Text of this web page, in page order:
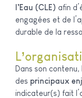
l’Eau (CLE) afin
engagées et de
durable de la
Dans son
des principaux
indicateur(s) fait